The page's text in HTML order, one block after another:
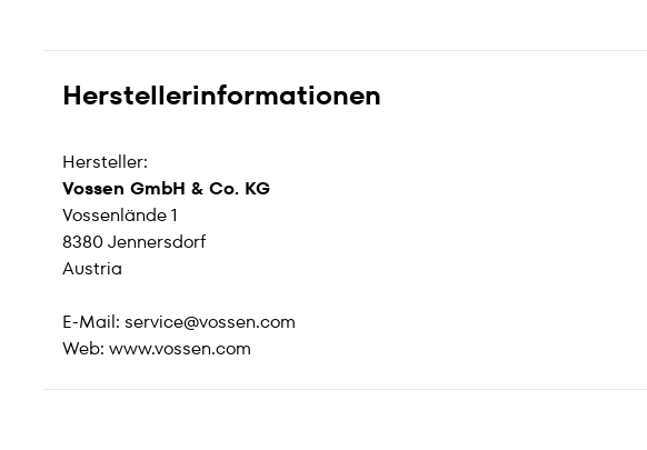
Herstellerinformationen
Hersteller:
Vossen GmbH & Co. KG
Vossenlände 1
8380 Jennersdorf
Austria
E-Mail: service@vossen.com
Web: www.vossen.com